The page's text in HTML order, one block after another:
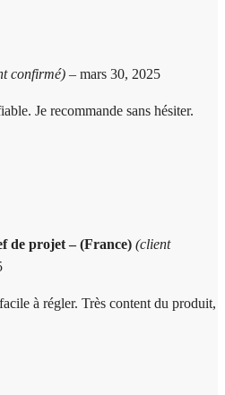
confirmé) – mars 30, 2025
Je recommande sans hésiter.
de projet – (France) (client
à régler. Très content du produit,